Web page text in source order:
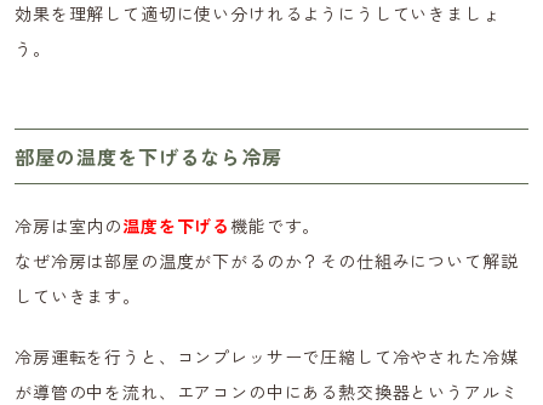
効果を理解して適切に使い分けれるようにうしていきましょ
う。
部屋の温度を下げるなら冷房
冷房は室内の温度を下げる機能です。
なぜ冷房は部屋の温度が下がるのか？その仕組みについて解説
していきます。
冷房運転を行うと、コンプレッサーで圧縮して冷やされた冷媒
が導管の中を流れ、エアコンの中にある熱交換器というアルミ